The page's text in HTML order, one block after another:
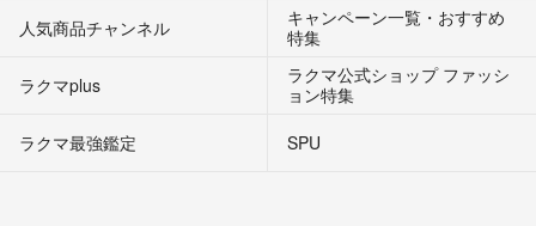
人気商品チャンネル
キャンペーン一覧・おすすめ
特集
ラクマplus
ラクマ公式ショップ ファッシ
ョン特集
ラクマ最強鑑定
SPU